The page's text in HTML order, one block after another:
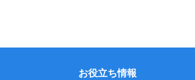
お役立ち情報